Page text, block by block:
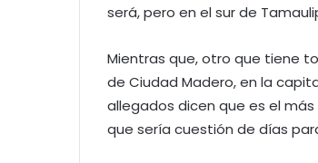
será, pero en el sur de
Mientras que, otro que tiene
de Ciudad Madero, en la
allegados dicen que es el
que sería cuestión de días